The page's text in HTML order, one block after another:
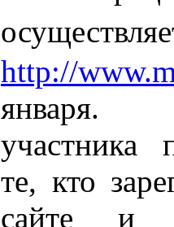
http://
января.
участника
те, кто
сайте и